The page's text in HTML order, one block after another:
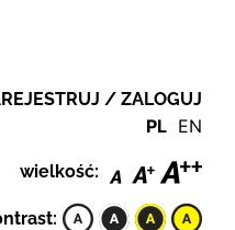
/ ZALOGUJ
PL EN
wielkość: